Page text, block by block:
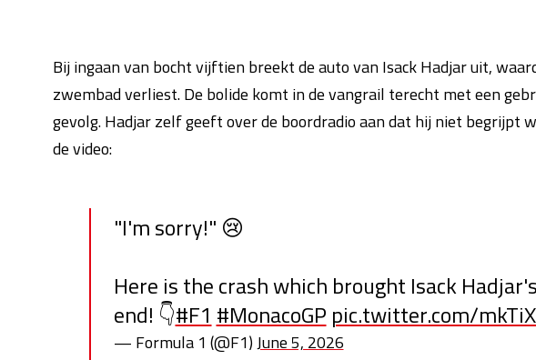
Bij ingaan van bocht vijftien breekt de auto van Isack Hadjar uit,
zwembad verliest. De bolide komt in de vangrail terecht met een
gevolg. Hadjar zelf geeft over de boordradio aan dat hij niet begrijpt
de video:
"I'm sorry!" 😢
Here is the crash which brought Isack
end! 👇#F1 #MonacoGP pic.twitter.com/
— Formula 1 (@F1)June 5, 2026